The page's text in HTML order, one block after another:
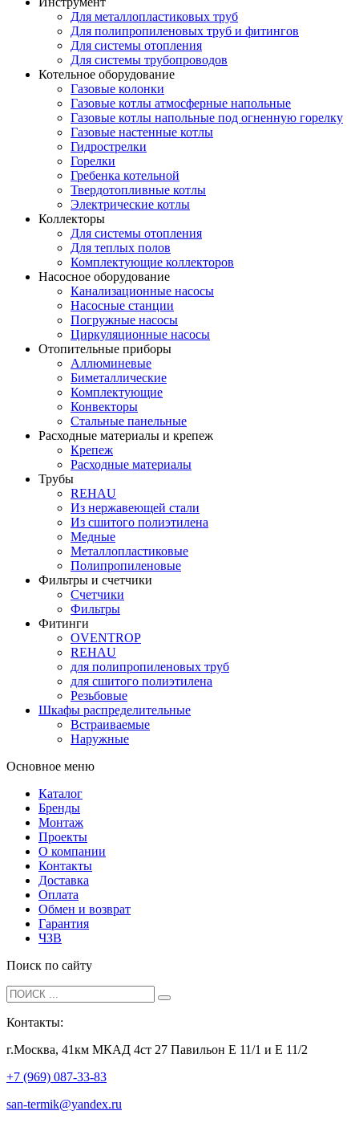
Для металлопластиковых труб
Для полипропиленовых труб и фитингов
Для системы отопления
Для системы трубопроводов
Котельное оборудование
Газовые колонки
Газовые котлы атмосферные напольные
Газовые котлы напольные под огненную горелку
Газовые настенные котлы
Гидрострелки
Горелки
Гребенка котельной
Твердотопливные котлы
Электрические котлы
Коллекторы
Для системы отопления
Для теплых полов
Комплектующие коллекторов
Насосное оборудование
Канализационные насосы
Насосные станции
Погружные насосы
Циркуляционные насосы
Отопительные приборы
Аллюминевые
Биметаллические
Комплектующие
Конвекторы
Стальные панельные
Расходные материалы и крепеж
Крепеж
Расходные материалы
Трубы
REHAU
Из нержавеющей стали
Из сшитого полиэтилена
Медные
Металлопластиковые
Полипропиленовые
Фильтры и счетчики
Счетчики
Фильтры
Фитинги
OVENTROP
REHAU
для полипропиленовых труб
для сшитого полиэтилена
Резьбовые
Шкафы распределительные
Встраиваемые
Наружные
Основное меню
Каталог
Бренды
Монтаж
Проекты
О компании
Контакты
Доставка
Оплата
Обмен и возврат
Гарантия
ЧЗВ
Поиск по сайту
Контакты:
г.Москва, 41км МКАД 4ст 27 Павильон Е 11/1 и Е 11/2
+7 (969) 087-33-83
san-termik@yandex.ru